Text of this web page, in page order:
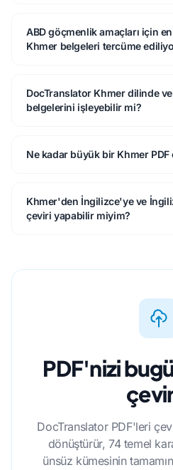
ABD göçmenlik amaçları için
Khmer belgeleri tercüme
DocTranslator Khmer dilinde
belgelerini işleyebilir mi?
Ne kadar büyük bir Khmer
Khmer'den İngilizce'ye ve
çeviri yapabilir miyim?
PDF'nizi
DocTranslator PDF'leri
dönüştürür, 74 temel
ünsüz kümesinin